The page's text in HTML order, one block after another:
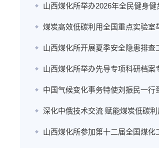
山西煤化所举办2026年全民健身
煤炭高效低碳利用全国重点实验室
山西煤化所开展夏季安全隐患排查
山西煤化所举办先导专项科研档案
中国气候变化事务特使刘振民一行
深化中俄技术交流 赋能煤炭低碳
山西煤化所参加第十二届全国煤化